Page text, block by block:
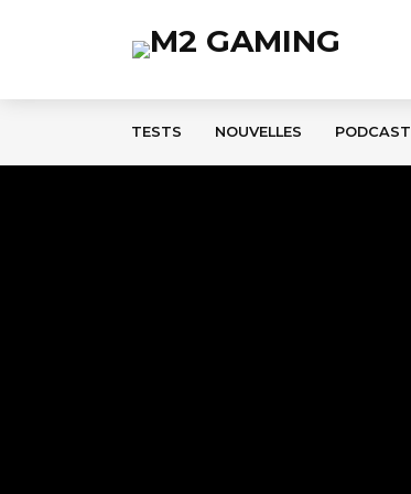
TESTS NOUVELLES PODCAST